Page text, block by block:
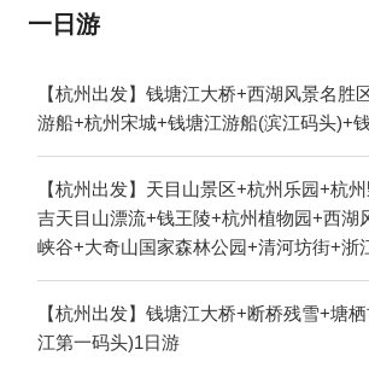
一日游
【杭州出发】钱塘江大桥+西湖风景名
游船+杭州宋城+钱塘江游船(滨江码头)+
【杭州出发】天目山景区+杭州乐园+杭
吉天目山漂流+钱王陵+杭州植物园+西
峡谷+大奇山国家森林公园+清河坊街+
遗址公园+京杭大运河杭州景区+《西湖
山万松岭滑雪场+七里扬帆+杭州花圃+
餐+临安大明山大自然农家乐+天目山野
【杭州出发】钱塘江大桥+断桥残雪+塘
江第一码头)1日游